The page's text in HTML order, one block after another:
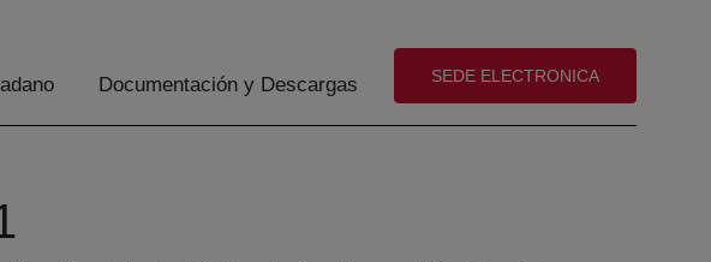
Documentación y Descargas (abre en nueva ventana)
SEDE ELECTRONICA